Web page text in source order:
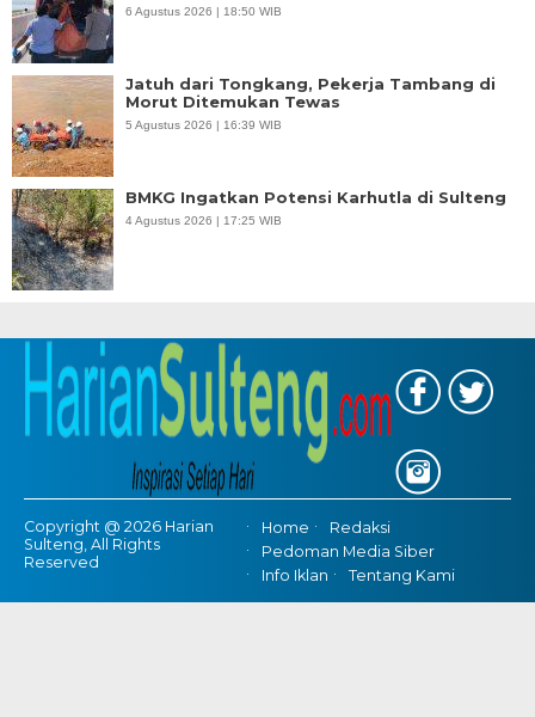
6 Agustus 2026 | 18:50 WIB
Jatuh dari Tongkang, Pekerja Tambang di
Morut Ditemukan Tewas
5 Agustus 2026 | 16:39 WIB
BMKG Ingatkan Potensi Karhutla di Sulteng
4 Agustus 2026 | 17:25 WIB
Copyright @ 2026 Harian
Sulteng, All Rights
Reserved
Home
Redaksi
Pedoman Media Siber
Info Iklan
Tentang Kami